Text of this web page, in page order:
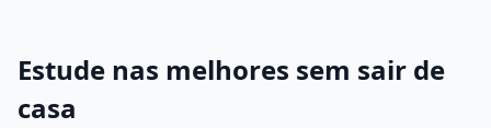
Estude nas melhores sem sair de
casa